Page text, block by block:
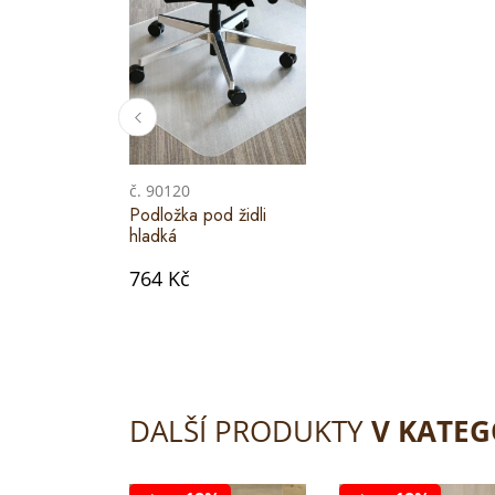
č. 90120
Podložka pod židli
hladká
764 Kč
DALŠÍ PRODUKTYV